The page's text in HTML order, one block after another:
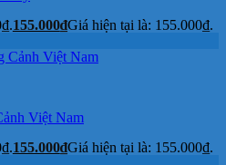
155.000₫Giá hiện tại là: 155.000₫.
Việt Nam
155.000₫Giá hiện tại là: 155.000₫.